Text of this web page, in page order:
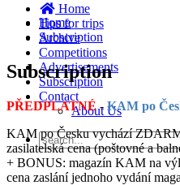
Home
Tips for trips
Archive
Competitions
Advertisements
Subscription
Contact
About Us
Home
Subscription
Subscription
PŘEDPLATNÉ- KAM po
KAM po Česku vychází
zasilatelská cena (poštovné a
+ BONUS: magazín KAM na
cena zaslání jednoho vydání